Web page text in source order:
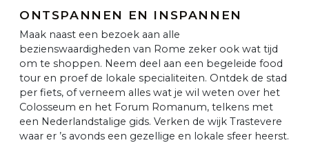
ONTSPANNEN EN INSPANNEN
Maak naast een bezoek aan alle
bezienswaardigheden van Rome zeker ook wat tijd
om te shoppen. Neem deel aan een begeleide food
tour en proef de lokale specialiteiten. Ontdek de stad
per fiets, of verneem alles wat je wil weten over het
Colosseum en het Forum Romanum, telkens met
een Nederlandstalige gids. Verken de wijk Trastevere
waar er ’s avonds een gezellige en lokale sfeer heerst.